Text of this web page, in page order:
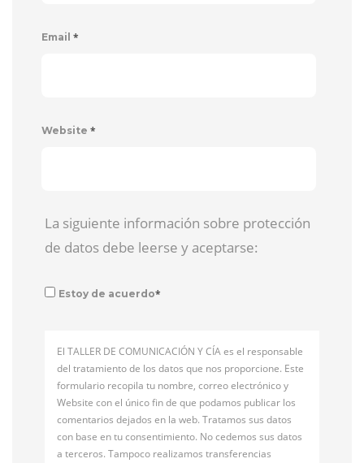
Email *
Website *
La siguiente información sobre protección
de datos debe leerse y aceptarse:
Estoy de acuerdo*
El TALLER DE COMUNICACIÓN Y CÍA es el responsable
del tratamiento de los datos que nos proporcione. Este
formulario recopila tu nombre, correo electrónico y
Website con el único fin de que podamos publicar los
comentarios dejados en la web. Tratamos sus datos
con base en tu consentimiento. No cedemos sus datos
a terceros. Tampoco realizamos transferencias